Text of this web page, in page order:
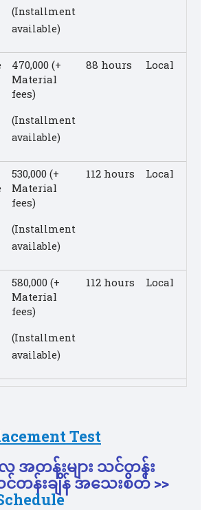
(Installment
available)
470,000 (+
Material
fees)
(Installment
available)
88 hours Local
530,000 (+
Material
fees)
(Installment
available)
112 hours Local
580,000 (+
Material
fees)
(Installment
available)
112 hours Local
Test
လ အတန်းများ သင်တန်း
င်တန်းချိန် အသေးစိတ် >>